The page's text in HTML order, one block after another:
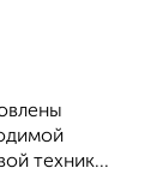
техник...